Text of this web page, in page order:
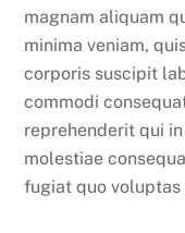
magnam aliquam
minima veniam,
corporis suscipit
commodi
reprehenderit qui
molestiae
fugiat quo